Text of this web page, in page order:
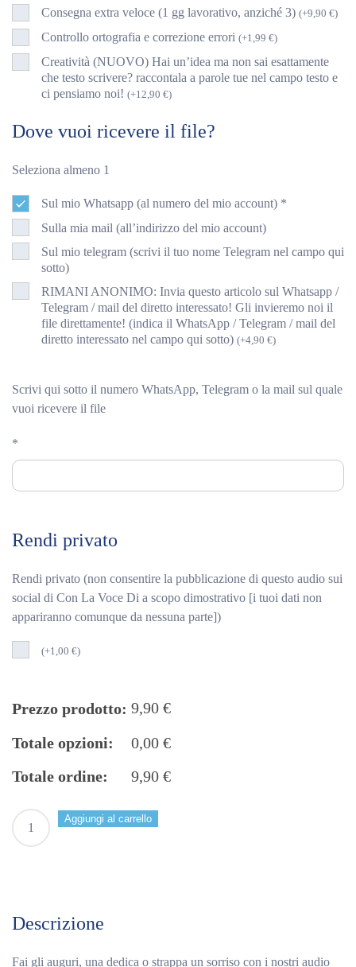
Consegna extra veloce (1 gg lavorativo, anziché 3) (+9,90 €)
Controllo ortografia e correzione errori (+1,99 €)
Creatività (NUOVO) Hai un’idea ma non sai esattamente
che testo scrivere? raccontala a parole tue nel campo testo e
ci pensiamo noi! (+12,90 €)
Dove vuoi ricevere il file?
Seleziona almeno 1
Sul mio Whatsapp (al numero del mio account) *
Sulla mia mail (all’indirizzo del mio account)
Sul mio telegram (scrivi il tuo nome Telegram nel campo qui
sotto)
RIMANI ANONIMO: Invia questo articolo sul Whatsapp /
Telegram / mail del diretto interessato! Gli invieremo noi il
file direttamente! (indica il WhatsApp / Telegram / mail del
diretto interessato nel campo qui sotto) (+4,90 €)
Scrivi qui sotto il numero WhatsApp, Telegram o la mail sul quale
vuoi ricevere il file
*
Rendi privato
Rendi privato (non consentire la pubblicazione di questo audio sui
social di Con La Voce Di a scopo dimostrativo [i tuoi dati non
appariranno comunque da nessuna parte])
(+1,00 €)
Prezzo prodotto: 9,90 €
Totale opzioni:
0,00 €
Totale ordine:
9,90 €
Lino
Banfi
Personalizzato
Aggiungi al carrello
Descrizione
Fai gli auguri, una dedica o strappa un sorriso con i nostri audio